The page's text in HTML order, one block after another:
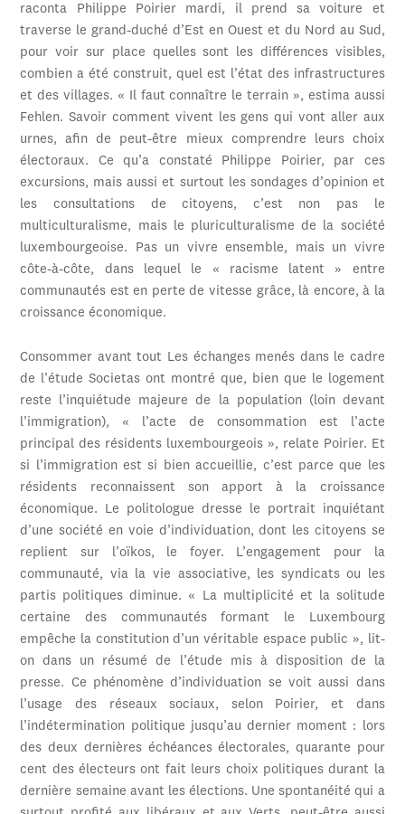
raconta Philippe Poirier mardi, il prend sa voiture et
traverse le grand-duché d’Est en Ouest et du Nord au Sud,
pour voir sur place quelles sont les différences visibles,
combien a été construit, quel est l’état des infrastructures
et des villages. « Il faut connaître le terrain », estima aussi
Fehlen. Savoir comment vivent les gens qui vont aller aux
urnes, afin de peut-être mieux comprendre leurs choix
électoraux. Ce qu’a constaté Philippe Poirier, par ces
excursions, mais aussi et surtout les sondages d’opinion et
les consultations de citoyens, c’est non pas le
multiculturalisme, mais le pluriculturalisme de la société
luxembourgeoise. Pas un vivre ensemble, mais un vivre
côte-à-côte, dans lequel le « racisme latent » entre
communautés est en perte de vitesse grâce, là encore, à la
croissance économique.
Consommer avant tout Les échanges menés dans le cadre
de l’étude Societas ont montré que, bien que le logement
reste l’inquiétude majeure de la population (loin devant
l’immigration), « l’acte de consommation est l’acte
principal des résidents luxembourgeois », relate Poirier. Et
si l’immigration est si bien accueillie, c’est parce que les
résidents reconnaissent son apport à la croissance
économique. Le politologue dresse le portrait inquiétant
d’une société en voie d’individuation, dont les citoyens se
replient sur l’oïkos, le foyer. L’engagement pour la
communauté, via la vie associative, les syndicats ou les
partis politiques diminue. « La multiplicité et la solitude
certaine des communautés formant le Luxembourg
empêche la constitution d’un véritable espace public », lit-
on dans un résumé de l’étude mis à disposition de la
presse. Ce phénomène d’individuation se voit aussi dans
l’usage des réseaux sociaux, selon Poirier, et dans
l’indétermination politique jusqu’au dernier moment : lors
des deux dernières échéances électorales, quarante pour
cent des électeurs ont fait leurs choix politiques durant la
dernière semaine avant les élections. Une spontanéité qui a